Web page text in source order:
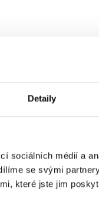
Detaily
sociálních médií a
se svými
které jste jim